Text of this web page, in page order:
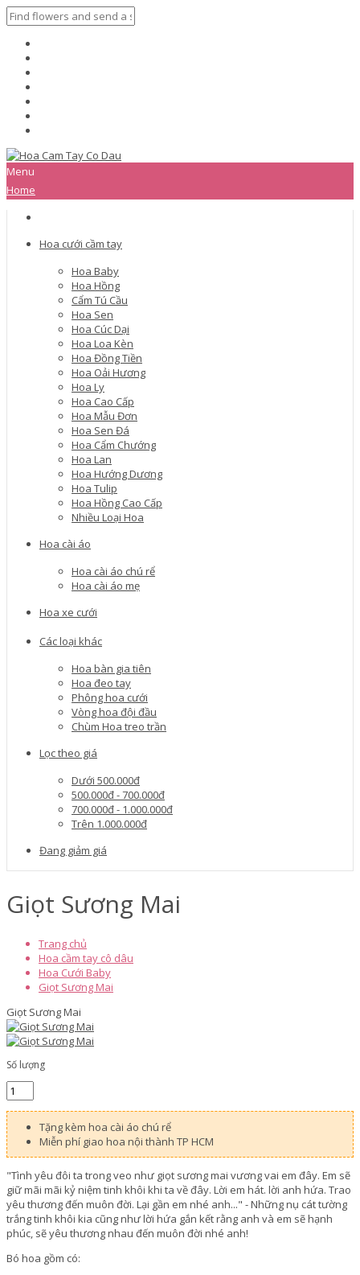
Menu
Home
Hoa cưới cầm tay
Hoa Baby
Hoa Hồng
Cẩm Tú Cầu
Hoa Sen
Hoa Cúc Dại
Hoa Loa Kèn
Hoa Đồng Tiền
Hoa Oải Hương
Hoa Ly
Hoa Cao Cấp
Hoa Mẫu Đơn
Hoa Sen Đá
Hoa Cẩm Chướng
Hoa Lan
Hoa Hướng Dương
Hoa Tulip
Hoa Hồng Cao Cấp
Nhiều Loại Hoa
Hoa cài áo
Hoa cài áo chú rể
Hoa cài áo mẹ
Hoa xe cưới
Các loại khác
Hoa bàn gia tiên
Hoa đeo tay
Phông hoa cưới
Vòng hoa đội đầu
Chùm Hoa treo trần
Lọc theo giá
Dưới 500.000đ
500.000đ - 700.000đ
700.000đ - 1.000.000đ
Trên 1.000.000đ
Đang giảm giá
Giọt Sương Mai
Trang chủ
Hoa cầm tay cô dâu
Hoa Cưới Baby
Giọt Sương Mai
Giọt Sương Mai
Số lượng
Tặng kèm hoa cài áo chú rể
Miễn phí giao hoa nội thành TP HCM
"Tình yêu đôi ta trong veo như giọt sương mai vương vai em đây. Em sẽ
giữ mãi mãi kỷ niệm tinh khôi khi ta về đây. Lời em hát. lời anh hứa. Trao
yêu thương đến muôn đời. Lại gần em nhé anh..." - Những nụ cát tường
trắng tinh khôi kia cũng như lời hứa gắn kết rằng anh và em sẽ hạnh
phúc, sẽ yêu thương nhau đến muôn đời nhé anh!
Bó hoa gồm có: